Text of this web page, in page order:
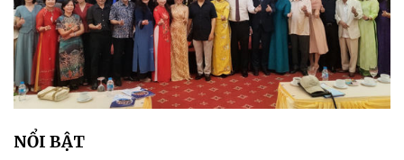
NỔI BẬT